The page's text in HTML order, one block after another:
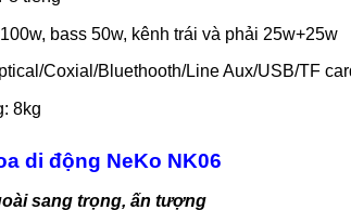
bass 50w, kênh trái và phải 25w+25w
Coxial/Bluethooth/Line Aux/USB/TF
8kg
di động NeKo NK06
sang trọng, ấn tượng